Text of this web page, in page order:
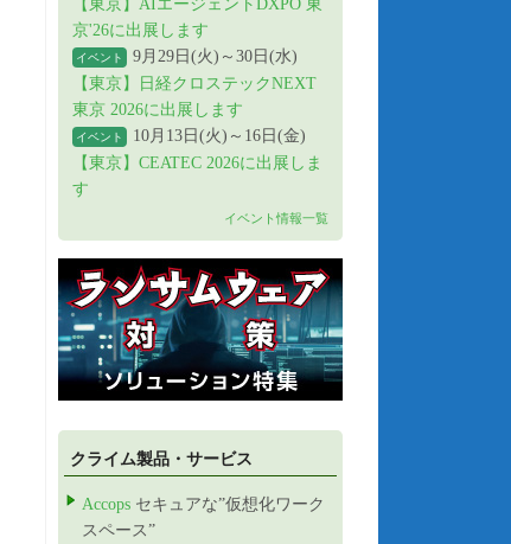
【東京】AIエージェントDXPO 東
京'26に出展します
イベント
9月29日(火)～30日(水)
【東京】日経クロステックNEXT
東京 2026に出展します
イベント
10月13日(火)～16日(金)
【東京】CEATEC 2026に出展しま
す
イベント情報一覧
クライム製品・サービス
Accops セキュアな”仮想化ワーク
スペース”